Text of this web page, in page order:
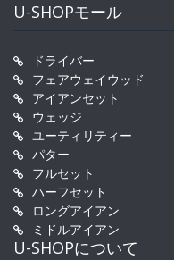
U-SHOPモール
ドライバー
フェアウェイウッド
アイアンセット
ウェッジ
ユーティリティー
パター
フルセット
ハーフセット
ロングアイアン
ミドルアイアン
U-SHOPについて